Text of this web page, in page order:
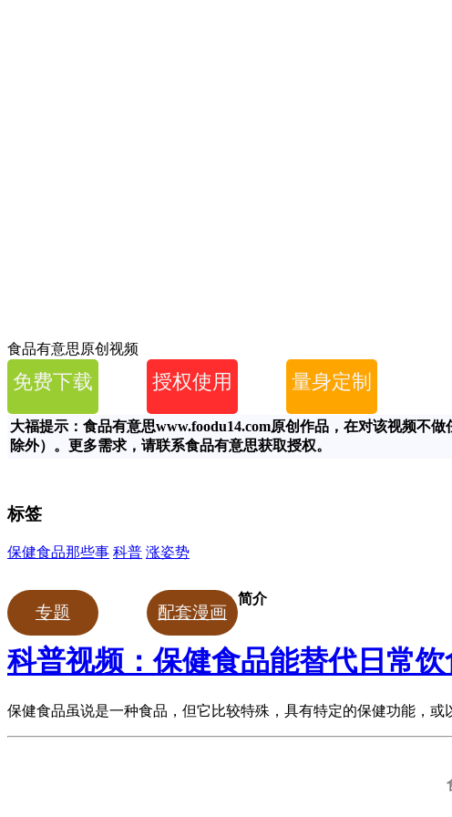
食品有意思原创视频
免费下载 授权使用 量身定制
大福提示：食品有意思www.foodu14.com原创作品，在对该视频不
除外）。更多需求，请联系食品有意思获取授权。
标签
保健食品那些事 科普 涨姿势
专题 配套漫画
简介
科普视频：保健食品能替代日常饮
保健食品虽说是一种食品，但它比较特殊，具有特定的保健功能，